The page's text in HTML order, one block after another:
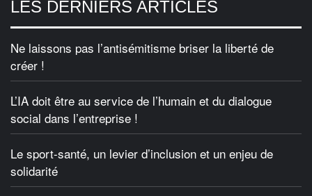
LES DERNIERS ARTICLES
Ne laissons pas l’antisémitisme briser la liberté de
créer !
L’IA doit être au service de l’humain et du dialogue
social dans l’entreprise !
Le sport-santé, un levier d’inclusion et un enjeu de
solidarité